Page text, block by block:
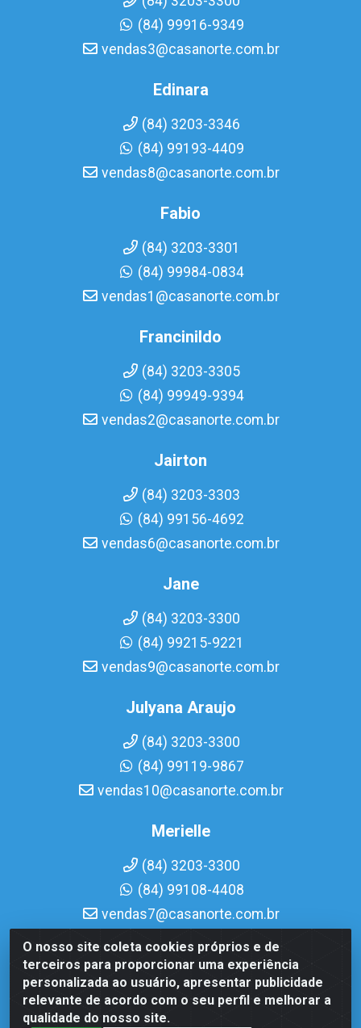
O nosso site coleta cookies próprios e de
terceiros para proporcionar uma experiência
personalizada ao usuário, apresentar publicidade
relevante de acordo com o seu perfil e melhorar a
qualidade do nosso site.
(84) 99916-9349
vendas3@casanorte.com.br
Edinara
(84) 3203-3346
(84) 99193-4409
vendas8@casanorte.com.br
Fabio
(84) 3203-3301
(84) 99984-0834
vendas1@casanorte.com.br
Francinildo
(84) 3203-3305
(84) 99949-9394
vendas2@casanorte.com.br
Jairton
(84) 3203-3303
(84) 99156-4692
vendas6@casanorte.com.br
Jane
(84) 3203-3300
(84) 99215-9221
vendas9@casanorte.com.br
Julyana Araujo
(84) 3203-3300
(84) 99119-9867
vendas10@casanorte.com.br
Merielle
(84) 3203-3300
(84) 99108-4408
vendas7@casanorte.com.br
Casa Norte LTDA - Av. Interventor Mário Câmara, 1815 -
Dix-Sept Rosado, Natal/RN - CEP 59054-600 - CNPJ
08.713.513/0001-51